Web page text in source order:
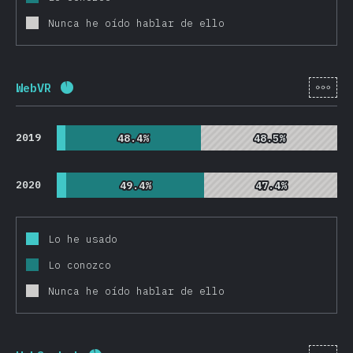
Nunca he oído hablar de ello
WebVR Porcentaje completado: ) [es-
2019 48.4%
48.4% 48.5%
48.5%
2020 49.4%
49.4% 47.4%
47.4%
Lo he usado
Lo conozco
Nunca he oído hablar de ello